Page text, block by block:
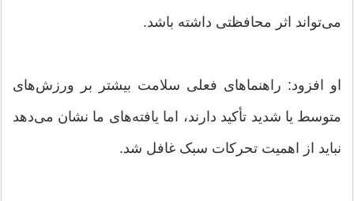
می‌تواند اثر محافظتی داشته باشد.
او افزود: راهنماهای فعلی سلامت بیشتر بر ورزش‌های
متوسط یا شدید تأکید دارند، اما یافته‌های ما نشان می‌دهد
نباید از اهمیت تحرکات سبک غافل شد.